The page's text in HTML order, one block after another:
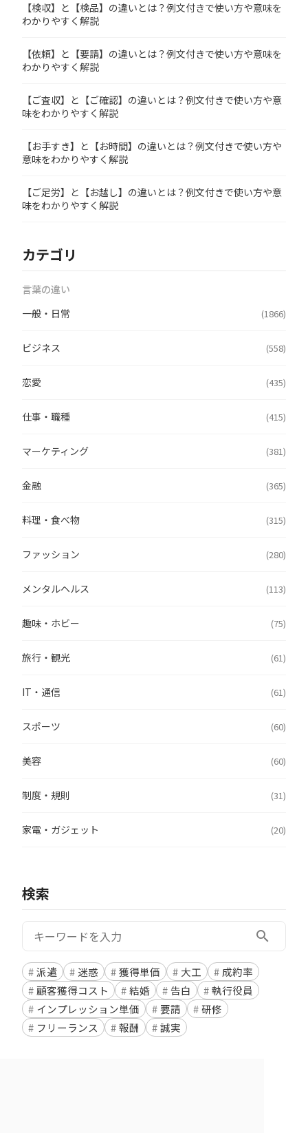
【検収】と【検品】の違いとは？例文付きで使い方や意味を
わかりやすく解説
【依頼】と【要請】の違いとは？例文付きで使い方や意味を
わかりやすく解説
【ご査収】と【ご確認】の違いとは？例文付きで使い方や意
味をわかりやすく解説
【お手すき】と【お時間】の違いとは？例文付きで使い方や
意味をわかりやすく解説
【ご足労】と【お越し】の違いとは？例文付きで使い方や意
味をわかりやすく解説
カテゴリ
言葉の違い
一般・日常
(1866)
ビジネス (558)
恋愛 (435)
仕事・職種 (415)
マーケティング (381)
金融 (365)
料理・食べ物 (315)
ファッション (280)
メンタルヘルス (113)
趣味・ホビー (75)
旅行・観光 (61)
IT・通信 (61)
スポーツ (60)
美容 (60)
制度・規則 (31)
家電・ガジェット (20)
検索
検索: search
派遣 迷惑 獲得単価 大工
成約率
顧客獲得コスト
結婚 告白
執行役員
インプレッション単価
要請
研修
フリーランス
報酬 誠実